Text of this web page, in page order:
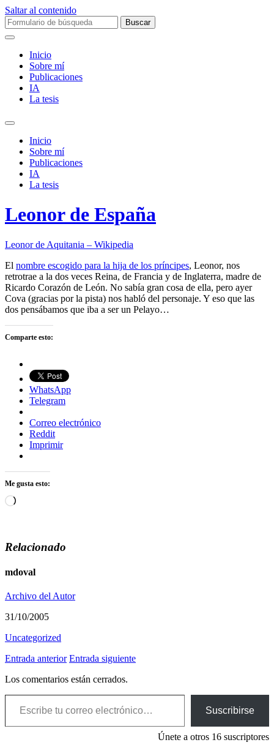
Saltar al contenido
Buscar:
Inicio
Sobre mí­
Publicaciones
IA
La tesis
Alternar
campo
búsqueda
Inicio
Sobre mí­
Publicaciones
IA
La tesis
Leonor de España
Leonor de Aquitania – Wikipedia
El nombre escogido para la hija de los príncipes, Leonor, nos
retrotrae a la dos veces Reina, de Francia y de Inglaterra, madre de
Ricardo Corazón de León. No sabía gran cosa de ella, pero ayer
Cova (gracias por la pista) nos habló del personaje. Y eso que las
dos pensábamos que iba a ser un Pelayo…
Comparte esto:
WhatsApp
Telegram
Correo electrónico
Reddit
Imprimir
Me gusta esto:
Cargando...
Relacionado
mdoval
Archivo del Autor
31/10/2005
Uncategorized
Entrada anterior Entrada siguiente
Los comentarios están cerrados.
Escribe tu correo electrónico…
Suscribirse
Únete a otros 16 suscriptores